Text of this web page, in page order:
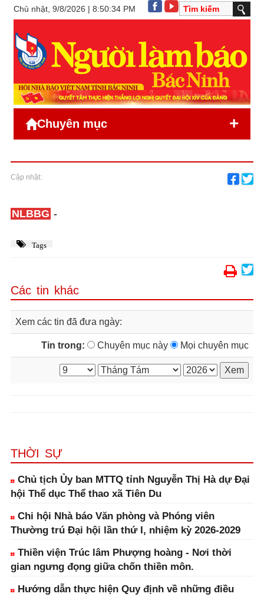
Chủ nhật, 9/8/2026 | 8:50:34 PM
Chuyên mục +
Cập nhật:
NLBBG -
Tags
Các tin khác
Xem các tin đã đưa ngày:
Tin trong: Chuyên mục này Mọi chuyên mục
THỜI SỰ
Chủ tịch Ủy ban MTTQ tỉnh Nguyễn Thị Hà dự Đại
hội Thể dục Thể thao xã Tiên Du
Chi hội Nhà báo Văn phòng và Phóng viên
Thường trú Đại hội lần thứ I, nhiệm kỳ 2026-2029
Thiền viện Trúc lâm Phượng hoàng - Nơi thời
gian ngưng đọng giữa chốn thiền môn.
Hướng dẫn thực hiện Quy định về những điều